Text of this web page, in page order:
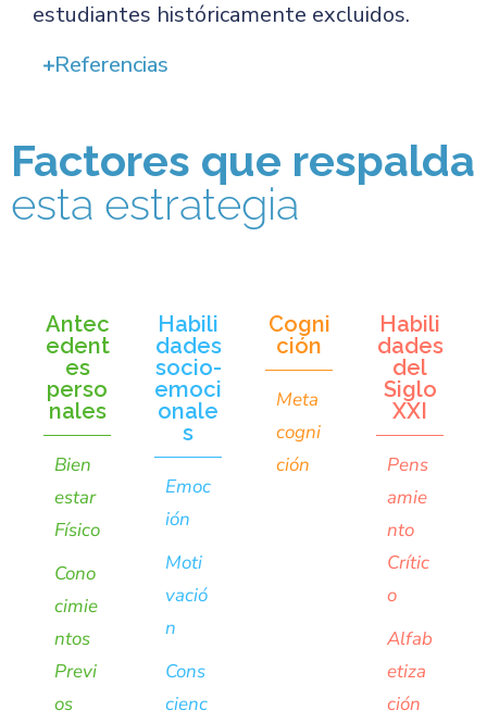
estudiantes históricamente excluidos.
Referencias
Factores que respalda
esta estrategia
Antec
edent
es
perso
nales
Bien
estar
Físico
Cono
cimie
ntos
Previ
os
Habili
dades
socio-
emoci
onale
s
Emoc
ión
Moti
vació
n
Cons
cienc
Cogni
ción
Meta
cogni
ción
Habili
dades
del
Siglo
XXI
Pens
amie
nto
Crític
o
Alfab
etiza
ción